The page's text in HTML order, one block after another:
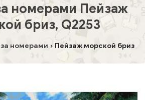
номерами Пейзаж
бриз, Q2253
номерами Пейзаж морской бриз